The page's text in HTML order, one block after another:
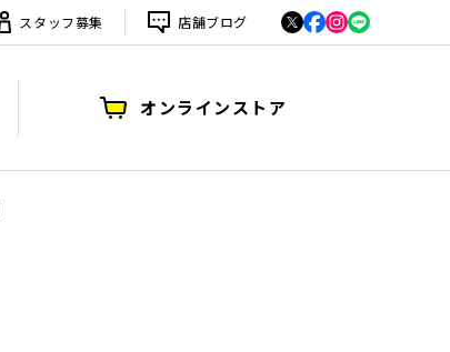
スタッフ募集 店舗ブログ
オンラインストア